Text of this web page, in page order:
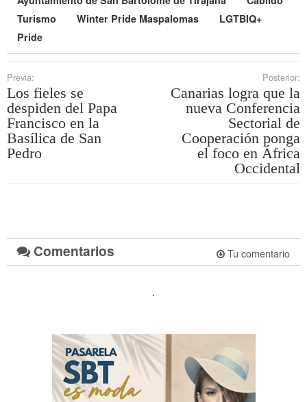
Turismo
Winter Pride Maspalomas
LGTBIQ+
Pride
Previa:
Los fieles se
despiden del Papa
Francisco en la
Basílica de San
Pedro
Posterior:
Canarias logra que la
nueva Conferencia
Sectorial de
Cooperación ponga
el foco en África
Occidental
Comentarios Tu comentario
.